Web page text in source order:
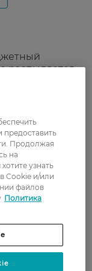
распыляется,
время.
Держится
предоставить
Продолжая
на
узнать
Cookie и/или
файлов
Политика